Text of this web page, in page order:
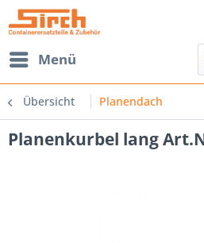
Menü
Übersicht Planendach
Planenkurbel lang